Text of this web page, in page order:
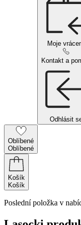
Moje
Kontakt a
Odhlásit
Oblíbené
Oblíbené
Košík
Košík
Poslední položka v